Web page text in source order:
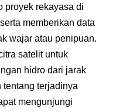
proyek rekayasa di
memberikan data
wajar atau penipuan.
satelit untuk
hidro dari jarak
tentang terjadinya
mengunjungi